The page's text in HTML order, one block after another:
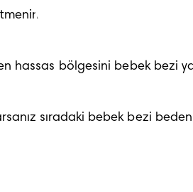
her kakadan ve her
hassas bölgesini bebek bezi
sıradaki bebek bezi